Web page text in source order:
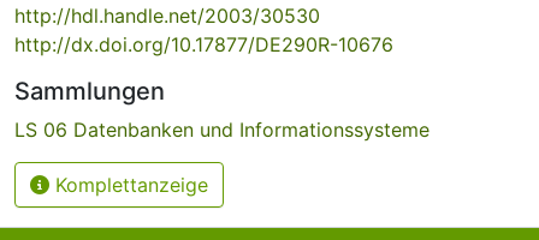
http://hdl.handle.net/2003/30530
http://dx.doi.org/10.17877/DE290R-10676
Sammlungen
LS 06 Datenbanken und Informationssysteme
Komplettanzeige